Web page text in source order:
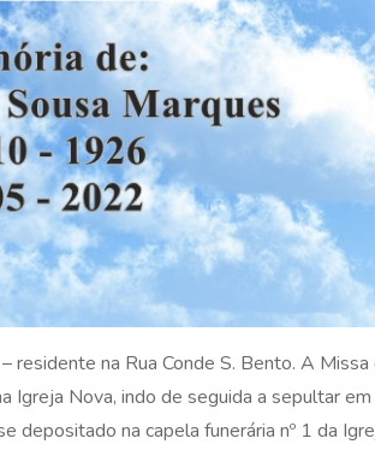
residente na Rua Conde S. Bento. A
Igreja Nova, indo de seguida a sepultar
depositado na capela funerária nº 1 da